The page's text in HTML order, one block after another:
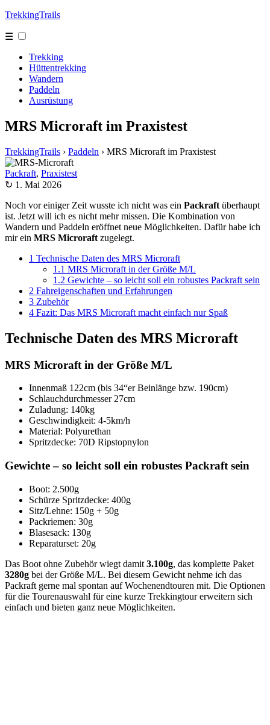
TrekkingTrails
☰
Trekking
Hüttentrekking
Wandern
Paddeln
Ausrüstung
MRS Microraft im Praxistest
TrekkingTrails › Paddeln › MRS Microraft im Praxistest
Packraft, Praxistest
↻ 1. Mai 2026
Noch vor einiger Zeit wusste ich nicht was ein Packraft überhaupt
ist. Jetzt will ich es nicht mehr missen. Die Kombination von
Wandern und Paddeln eröffnet neue Möglichkeiten. Dafür habe ich
mir ein MRS Microraft zugelegt.
1 Technische Daten des MRS Microraft
1.1 MRS Microraft in der Größe M/L
1.2 Gewichte – so leicht soll ein robustes Packraft sein
2 Fahreigenschaften und Erfahrungen
3 Zubehör
4 Fazit: Das MRS Microraft macht einfach nur Spaß
Technische Daten des MRS Microraft
MRS Microraft in der Größe M/L
Innenmaß 122cm (bis 34“er Beinlänge bzw. 190cm)
Schlauchdurchmesser 27cm
Zuladung: 140kg
Geschwindigkeit: 4-5km/h
Material: Polyurethan
Spritzdecke: 70D Ripstopnylon
Gewichte – so leicht soll ein robustes Packraft sein
Boot: 2.500g
Schürze Spritzdecke: 400g
Sitz/Lehne: 150g + 50g
Packriemen: 30g
Blasesack: 130g
Reparaturset: 20g
Das Boot ohne Zubehör wiegt damit 3.100g, das komplette Paket
3280g bei der Größe M/L. Bei diesem Gewicht nehme ich das
Packraft gerne mal spontan auf Wochenendtouren mit. Die Optionen
für die Tourenauswahl für eine kurze Trekkingtour erweitern sich
einfach und bieten ganz neue Möglichkeiten.